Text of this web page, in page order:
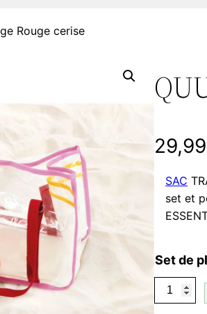
Rouge cerise
29,99
SAC
set et
Set de
u